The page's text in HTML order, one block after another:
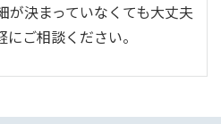
が決まっていなくても大丈夫
にご相談ください。